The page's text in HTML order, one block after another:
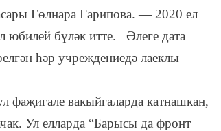
Гөлнара Гарипова. — 2020 ел
юбилей бүләк итте. Әлеге дата
һәр учреждениедә лаеклы
вакыйгаларда катнашкан,
Ул елларда “Барысы да фронт